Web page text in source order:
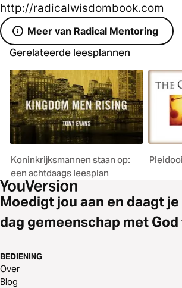
http://radicalwisdombook.com
Meer van Radical Mentoring
Gerelateerde leesplannen
Koninkrijksmannen staan op:
een achtdaags leesplan
Moedigt jou aan en daagt
dag gemeenschap met
BEDIENING
Over
Blog